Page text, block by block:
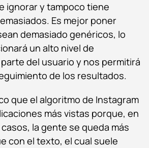
ignorar y tampoco tiene
Es mejor poner
demasiado genéricos, lo
un alto nivel de
del usuario y nos permitirá
de los resultados.
que el algoritmo de Instagram
más vistas porque, en
la gente se queda más
con el texto, el cual suele